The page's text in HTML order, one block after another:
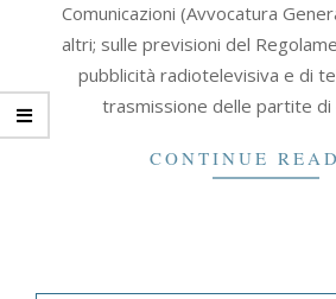
Comunicazioni (Avvocatura
altri; sulle previsioni del
pubblicità radiotelevisiva e di
trasmissione delle partite di
CONTINUE